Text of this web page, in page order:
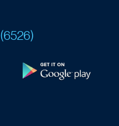
(6526)